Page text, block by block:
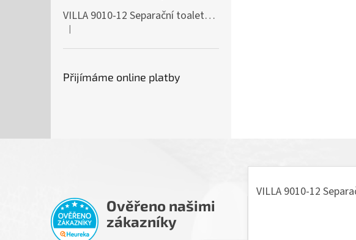
VILLA 9010-12 Separační toaleta, 230/12V
Hodnocení produktu je 5 z 5 hvězdiček.
|
Přijímáme online platby
Ověřeno našimi
zákazníky